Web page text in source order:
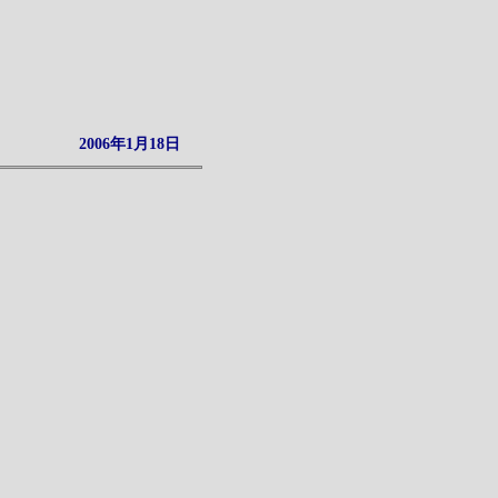
2006年1月18日